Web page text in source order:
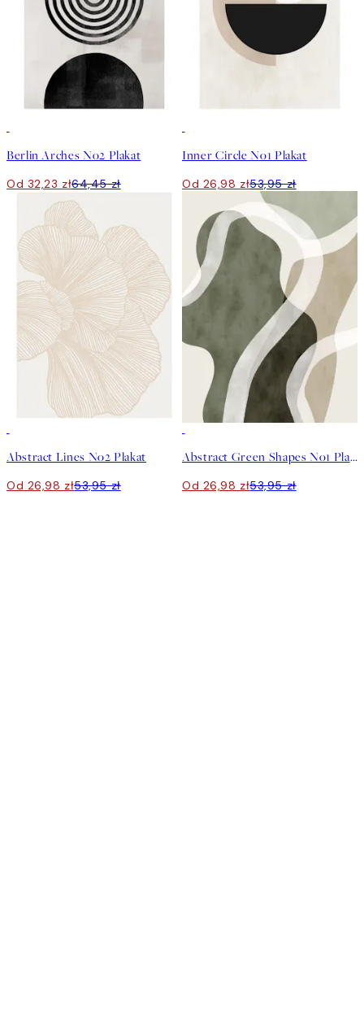
Berlin Arches No2 Plakat
Od 32,23 zł64,45 zł
Inner Circle No1 Plakat
Od 26,98 zł53,95 zł
Abstract Lines No2 Plakat
Od 26,98 zł53,95 zł
Abstract Green Shapes No1 Plakat
Od 26,98 zł53,95 zł